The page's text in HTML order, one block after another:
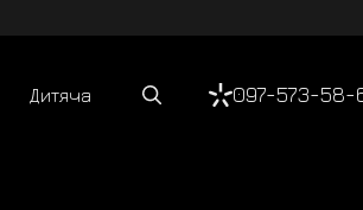
Дитяча 097-573-58-